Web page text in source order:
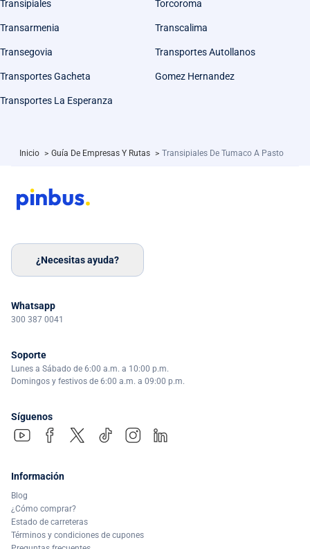
Transipiales Torcoroma
Transarmenia Transcalima
Transegovia Transportes Autollanos
Transportes Gacheta Gomez Hernandez
Transportes La Esperanza
Inicio > Guía De Empresas Y Rutas > Transipiales De Tumaco A Pasto
¿Necesitas ayuda?
Whatsapp
300 387 0041
Soporte
Lunes a Sábado de 6:00 a.m. a 10:00 p.m.
Domingos y festivos de 6:00 a.m. a 09:00 p.m.
Síguenos
Información
Blog
¿Cómo comprar?
Estado de carreteras
Términos y condiciones de cupones